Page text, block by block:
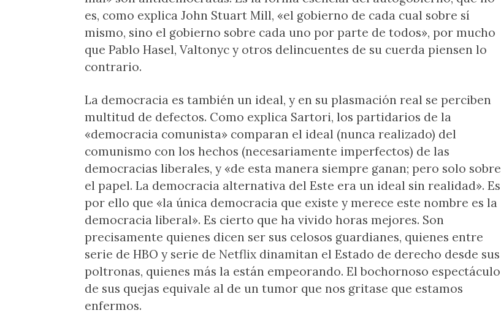
es, como explica John Stuart Mill, «el gobierno de cada cual sobre sí
mismo, sino el gobierno sobre cada uno por parte de todos», por mucho
que Pablo Hasel, Valtonyc y otros delincuentes de su cuerda piensen lo
contrario.
La democracia es también un ideal, y en su plasmación real se perciben
multitud de defectos. Como explica Sartori, los partidarios de la
«democracia comunista» comparan el ideal (nunca realizado) del
comunismo con los hechos (necesariamente imperfectos) de las
democracias liberales, y «de esta manera siempre ganan; pero solo sobre
el papel. La democracia alternativa del Este era un ideal sin realidad». Es
por ello que «la única democracia que existe y merece este nombre es la
democracia liberal». Es cierto que ha vivido horas mejores. Son
precisamente quienes dicen ser sus celosos guardianes, quienes entre
serie de HBO y serie de Netflix dinamitan el Estado de derecho desde sus
poltronas, quienes más la están empeorando. El bochornoso espectáculo
de sus quejas equivale al de un tumor que nos gritase que estamos
enfermos.